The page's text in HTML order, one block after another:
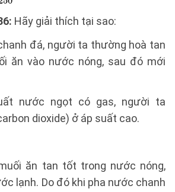
Hãy giải thích tại sao:
đá, người ta thường hoà tan
ăn vào nước nóng, sau đó mới
nước ngọt có gas, người ta
dioxide) ở áp suất cao.
ăn tan tốt trong nước nóng,
lạnh. Do đó khi pha nước chanh